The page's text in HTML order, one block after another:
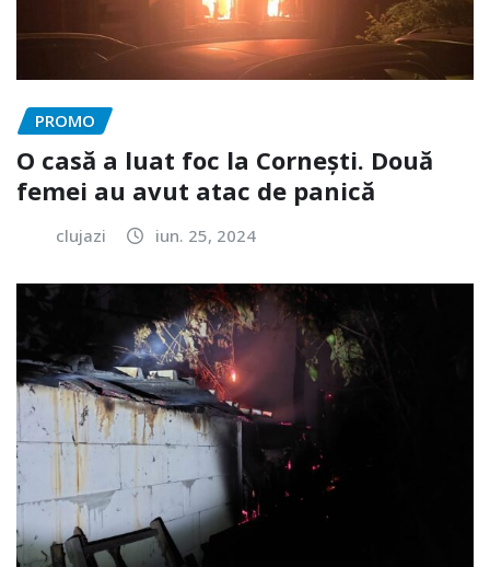
PROMO
O casă a luat foc la Cornești. Două
femei au avut atac de panică
clujazi iun. 25, 2024